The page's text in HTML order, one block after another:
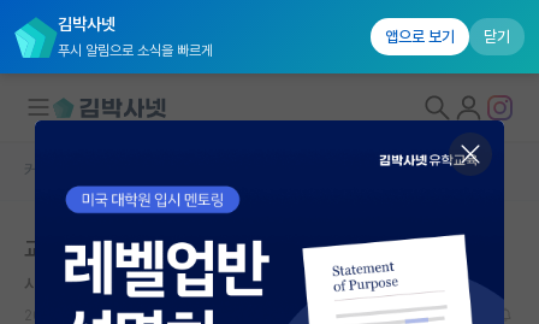
김박사넷
푸시 알림으로 소식을 빠르게
앱으로 보기 닫기
대학원생 모집
국내대학원 정보
연구실&오픈랩
커뮤니티 홈
교수님이 저를 걸어두신것 같습니다
시끄러운 윌리엄 켈빈
2026.05.06 13 15963